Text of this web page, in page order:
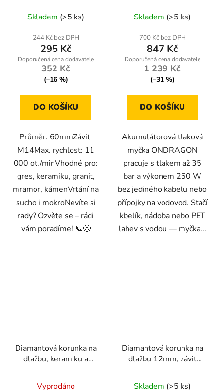
Skladem (>5 ks)
244 Kč bez DPH
295 Kč
352 Kč
(–16 %)
DO KOŠÍKU
Průměr: 60mmZávit:
M14Max. rychlost: 11
000 ot./minVhodné pro:
gres, keramiku, granit,
mramor, kámenVrtání na
sucho i mokroNevíte si
rady? Ozvěte se – rádi
vám poradíme! 📞😊
ONDRAGON
hodnocení
produktu
je
3,6
z
hvězdiček.
Skladem (>5 ks)
700 Kč bez DPH
847 Kč
1 239 Kč
(–31 %)
DO KOŠÍKU
Akumulátorová tlaková
myčka ONDRAGON
pracuje s tlakem až 35
bar a výkonem 250 W
bez jediného kabelu nebo
přípojky na vodovod. Stačí
kbelík, nádoba nebo PET
lahev s vodou — myčka...
Diamantová korunka na
dlažbu, keramiku a
Vyprodáno
Diamantová korunka na
dlažbu 12mm, závit
Skladem (>5 ks)